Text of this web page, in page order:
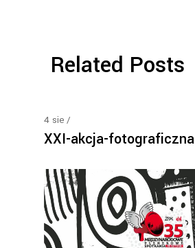
Related Posts
4 sie
XXI-akcja-fotograficzna